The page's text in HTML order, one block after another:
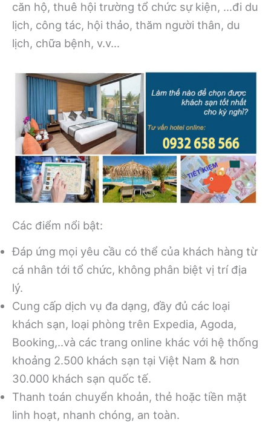
căn hộ, thuê hội trường tổ chức sự kiện, …đi du
lịch, công tác, hội thảo, thăm người thân, du
lịch, chữa bệnh, v.v…
Các điểm nổi bật:
Đáp ứng mọi yêu cầu có thể của khách hàng từ
cá nhân tới tổ chức, không phân biệt vị trí địa
lý.
Cung cấp dịch vụ đa dạng, đầy đủ các loại
khách sạn, loại phòng trên Expedia, Agoda,
Booking,..và các trang online khác với hệ thống
khoảng 2.500 khách sạn tại Việt Nam & hơn
30.000 khách sạn quốc tế.
Thanh toán chuyển khoản, thẻ hoặc tiền mặt
linh hoạt, nhanh chóng, an toàn.